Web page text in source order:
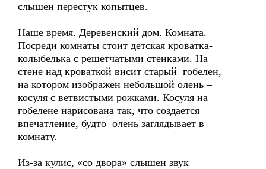
слышен перестук копытцев.
Наше время. Деревенский дом. Комната.
Посреди комнаты стоит детская кроватка-
колыбелька с решетчатыми стенками. На
стене над кроваткой висит старый гобелен,
на котором изображен небольшой олень –
косуля с ветвистыми рожками. Косуля на
гобелене нарисована так, что создается
впечатление, будто олень заглядывает в
комнату.
Из-за кулис, «со двора» слышен звук